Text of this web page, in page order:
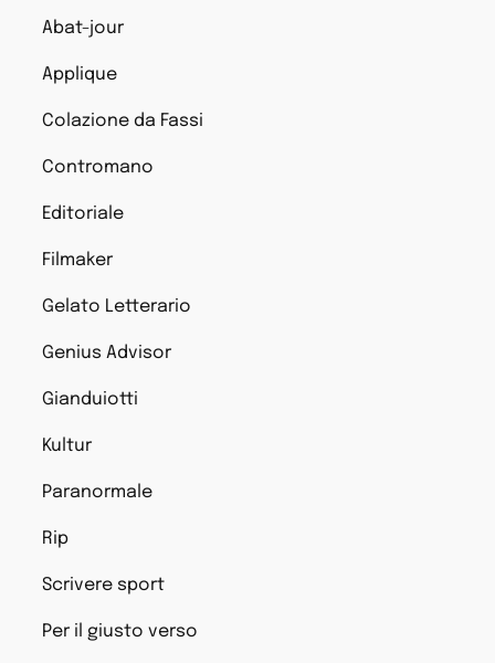
Abat-jour
Applique
Colazione da Fassi
Contromano
Editoriale
Filmaker
Gelato Letterario
Genius Advisor
Gianduiotti
Kultur
Paranormale
Rip
Scrivere sport
Per il giusto verso